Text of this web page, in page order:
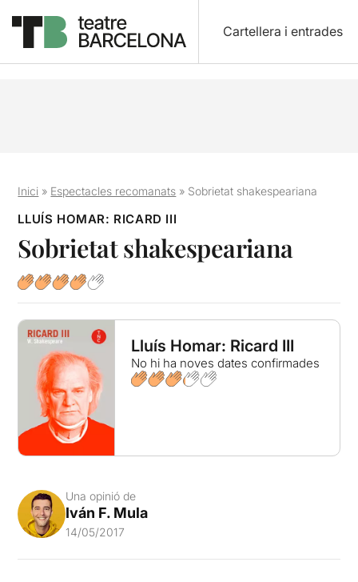
Cartellera i entrades
Inici » Espectacles recomanats » Sobrietat shakespeariana
LLUÍS HOMAR: RICARD III
Sobrietat shakespeariana
Lluís Homar: Ricard III
No hi ha noves dates confirmades
Una opinió de
Iván F. Mula
14/05/2017